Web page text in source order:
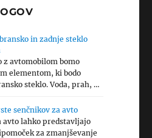
in zadnje steklo
z avtomobilom bomo
elementom, ki bodo
steklo. Voda, prah, …
senčnikov za avto
avto lahko predstavljajo
za zmanjševanje